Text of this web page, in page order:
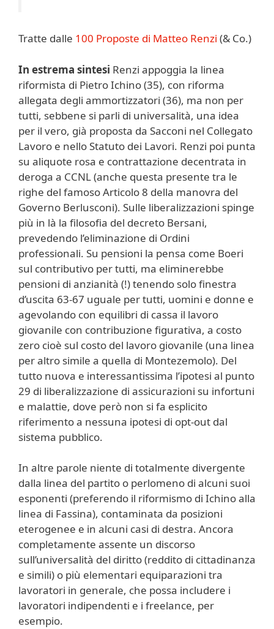
Tratte dalle 100 Proposte di Matteo Renzi (& Co.)
In estrema sintesi Renzi appoggia la linea
riformista di Pietro Ichino (35), con riforma
allegata degli ammortizzatori (36), ma non per
tutti, sebbene si parli di universalità, una idea
per il vero, già proposta da Sacconi nel Collegato
Lavoro e nello Statuto dei Lavori. Renzi poi punta
su aliquote rosa e contrattazione decentrata in
deroga a CCNL (anche questa presente tra le
righe del famoso Articolo 8 della manovra del
Governo Berlusconi). Sulle liberalizzazioni spinge
più in là la filosofia del decreto Bersani,
prevedendo l’eliminazione di Ordini
professionali. Su pensioni la pensa come Boeri
sul contributivo per tutti, ma eliminerebbe
pensioni di anzianità (!) tenendo solo finestra
d’uscita 63-67 uguale per tutti, uomini e donne e
agevolando con equilibri di cassa il lavoro
giovanile con contribuzione figurativa, a costo
zero cioè sul costo del lavoro giovanile (una linea
per altro simile a quella di Montezemolo). Del
tutto nuova e interessantissima l’ipotesi al punto
29 di liberalizzazione di assicurazioni su infortuni
e malattie, dove però non si fa esplicito
riferimento a nessuna ipotesi di opt-out dal
sistema pubblico.
In altre parole niente di totalmente divergente
dalla linea del partito o perlomeno di alcuni suoi
esponenti (preferendo il riformismo di Ichino alla
linea di Fassina), contaminata da posizioni
eterogenee e in alcuni casi di destra. Ancora
completamente assente un discorso
sull’universalità del diritto (reddito di cittadinanza
e simili) o più elementari equiparazioni tra
lavoratori in generale, che possa includere i
lavoratori indipendenti e i freelance, per
esempio.